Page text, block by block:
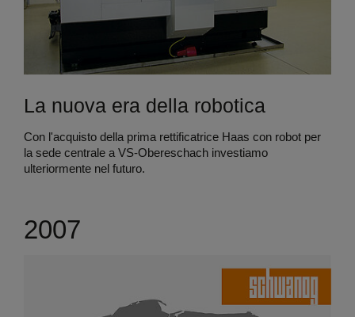
La nuova era della robotica
Con l'acquisto della prima rettificatrice Haas con robot per
la sede centrale a VS-Obereschach investiamo
ulteriormente nel futuro.
2007